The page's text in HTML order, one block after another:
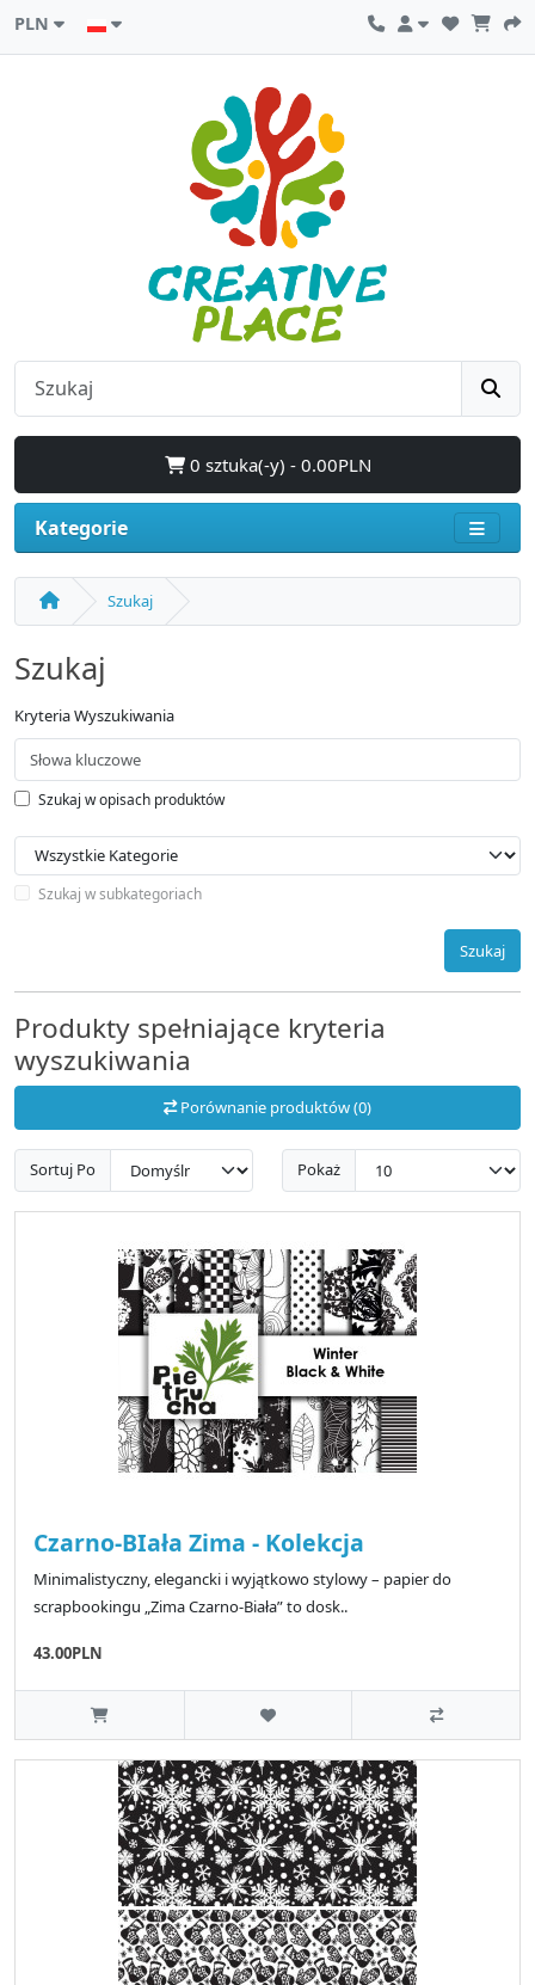
PLN
0 sztuka(-y) - 0.00PLN
Kategorie
Szukaj
Szukaj
Kryteria Wyszukiwania
Szukaj w opisach produktów
Szukaj w subkategoriach
Szukaj
Produkty spełniające kryteria
wyszukiwania
Porównanie produktów (0)
Sortuj Po Pokaż
Czarno-BIała Zima - Kolekcja
Minimalistyczny, elegancki i wyjątkowo stylowy – papier do
scrapbookingu „Zima Czarno-Biała” to dosk..
43.00PLN